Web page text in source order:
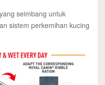
seimbang untuk
sistem perkemihan kucing